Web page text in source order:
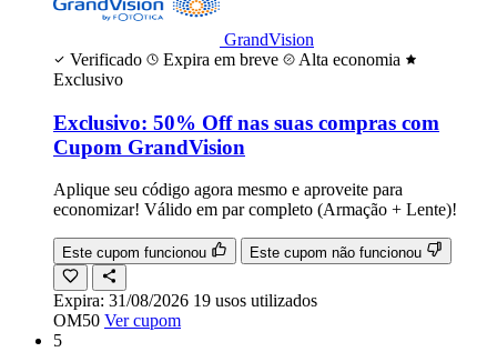
GrandVision
Verificado
Expira em breve
Alta economia
Exclusivo
Exclusivo: 50% Off nas suas compras com
Cupom GrandVision
Aplique seu código agora mesmo e aproveite para
economizar! Válido em par completo (Armação + Lente)!
Este cupom funcionou Este cupom não funcionou
Expira: 31/08/2026 19 usos utilizados
OM50 Ver cupom
5